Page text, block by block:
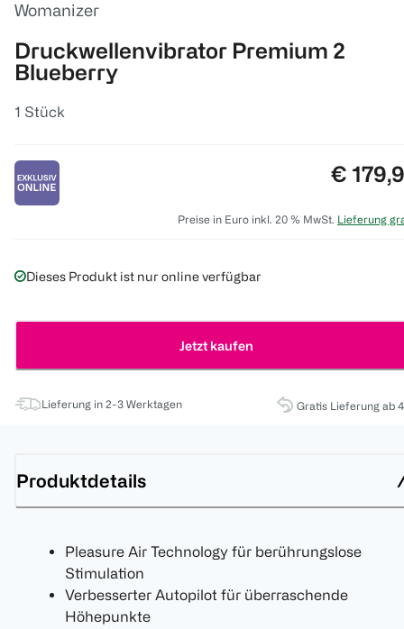
Womanizer
Druckwellenvibrator Premium 2
Blueberry
1 Stück
Preis:
€
Preise in Euro inkl. 20 % MwSt. Lieferung
Dieses Produkt ist nur online verfügbar
Jetzt kaufen
Lieferung in 2-3 Werktagen Gratis Lieferung ab
Produktdetails
Pleasure Air Technology für berührungslose
Stimulation
Verbesserter Autopilot für überraschende
Höhepunkte